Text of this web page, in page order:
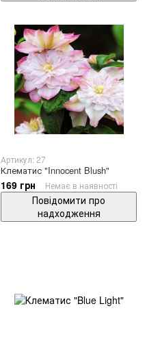
Артикул: 27
Клематис "Innocent Blush"
169 грн Немає в наявності
Повідомити про
надходження